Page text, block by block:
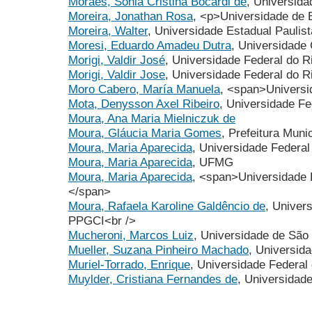
Moreira, Jonathan Rosa, <p>Universidade de
Moreira, Walter, Universidade Estadual
Moresi, Eduardo Amadeu Dutra, Universidade
Morigi, Valdir José, Universidade Federal do
Morigi, Valdir Jose, Universidade Federal do
Moro Cabero, María Manuela,
Mota, Denysson Axel Ribeiro, Universidade
Moura, Ana Maria Mielniczuk de
Moura, Gláucia Maria Gomes, Prefeitura
Moura, Maria Aparecida, Universidade
Moura, Maria Aparecida, UFMG
Moura, Maria Aparecida, <span>Universidade
</span>
Moura, Rafaela Karoline Galdêncio de,
PPGCI<br />
Mucheroni, Marcos Luiz, Universidade de
Mueller, Suzana Pinheiro Machado,
Muriel-Torrado, Enrique, Universidade
Muylder, Cristiana Fernandes de,